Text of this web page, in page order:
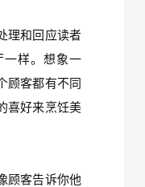
理和回应读者
一样。想象一
顾客都有不同
喜好来烹饪美
顾客告诉你他